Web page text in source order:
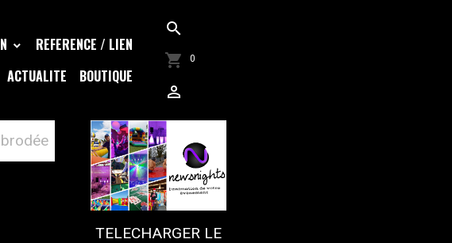
REFERENCE / LIEN
ACTUALITE BOUTIQUE
0
TELECHARGER LE